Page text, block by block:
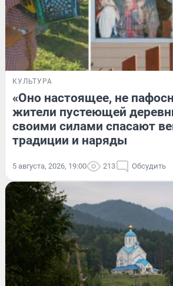
КУЛЬТУРА
«Оно настоящее, не
жители пустеющей
своими силами спасают
традиции и наряды
5 августа, 2026, 19:00 213 Обсудить